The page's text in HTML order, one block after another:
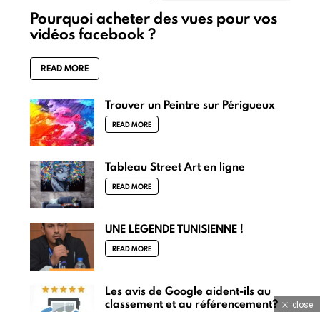
Pourquoi acheter des vues pour vos
vidéos facebook ?
READ MORE
Trouver un Peintre sur Périgueux
READ MORE
Tableau Street Art en ligne
READ MORE
UNE LÉGENDE TUNISIENNE !
READ MORE
Les avis de Google aident-ils au
classement et au référencement?
close